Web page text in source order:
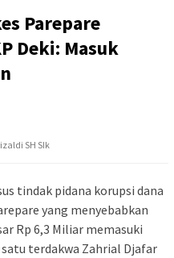
Parepare
Deki: Masuk
SH SIk
tindak pidana korupsi dana
yang menyebabkan
Rp 6,3 Miliar memasuki
terdakwa Zahrial Djafar